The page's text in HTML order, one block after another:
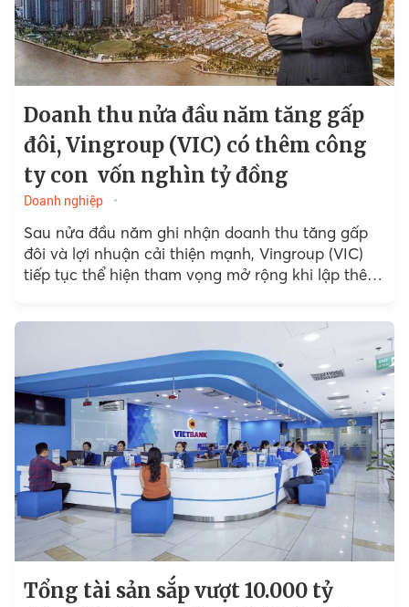
Doanh thu nửa đầu năm tăng gấp
đôi, Vingroup (VIC) có thêm công
ty con vốn nghìn tỷ đồng
Doanh nghiệp
Sau nửa đầu năm ghi nhận doanh thu tăng gấp
đôi và lợi nhuận cải thiện mạnh, Vingroup (VIC)
tiếp tục thể hiện tham vọng mở rộng khi lập thêm
Tổng tài sản sắp vượt 10.000 tỷ